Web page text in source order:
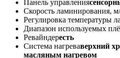
Панель управления
Скорость ламинирования,
Регулировка температуры
Диапазон используемых
Ревайндересть
Система нагреваверхний
масляным нагревом